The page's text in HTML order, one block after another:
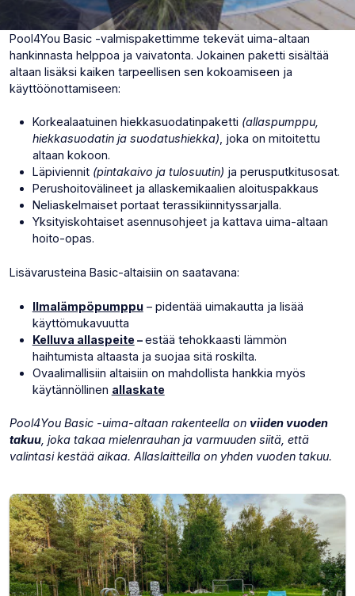
Pool4You Basic -valmispakettimme tekevät uima-altaan
hankinnasta helppoa ja vaivatonta. Jokainen paketti sisältää
altaan lisäksi kaiken tarpeellisen sen kokoamiseen ja
käyttöönottamiseen:
Korkealaatuinen hiekkasuodatinpaketti (allaspumppu,
hiekkasuodatin ja suodatushiekka), joka on mitoitettu
altaan kokoon.
Läpiviennit(pintakaivo ja tulosuutin) ja perusputkitusosat.
Perushoitovälineet ja allaskemikaalien aloituspakkaus
Neliaskelmaiset portaat terassikiinnityssarjalla.
Yksityiskohtaiset asennusohjeet ja kattava uima-altaan
hoito-opas.
Lisävarusteina Basic-altaisiin on saatavana:
Ilmalämpöpumppu(Avaa
välilehden)
– pidentää uimakautta ja lisää
käyttömukavuutta
Kelluva allaspeite(Avaa
uuden
välilehden)
–estää tehokkaasti lämmön
haihtumista altaasta ja suojaa sitä roskilta.
Ovaalimallisiin altaisiin on mahdollista hankkia myös
käytännöllinen allaskate(Avaa
välilehden)
Pool4You Basic -uima-altaan rakenteella on viiden vuoden
takuu , joka takaa mielenrauhan ja varmuuden siitä, että
valintasi kestää aikaa. Allaslaitteilla on yhden vuoden takuu.